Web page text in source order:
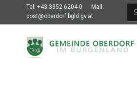
Tel: +43 3352 6204-0
Mail:
post@oberdorf.bgld.gv.at
Willkommen